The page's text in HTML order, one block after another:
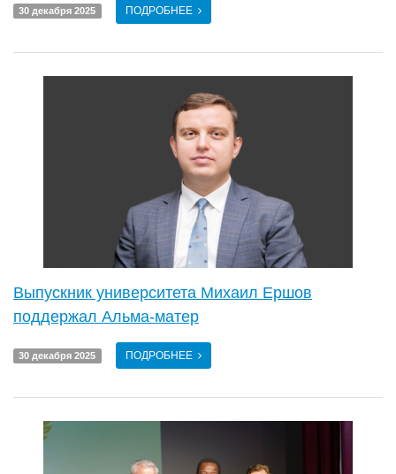
30 декабря 2025 ПОДРОБНЕЕ
Выпускник университета Михаил Ершов
поддержал Альма-матер
30 декабря 2025 ПОДРОБНЕЕ